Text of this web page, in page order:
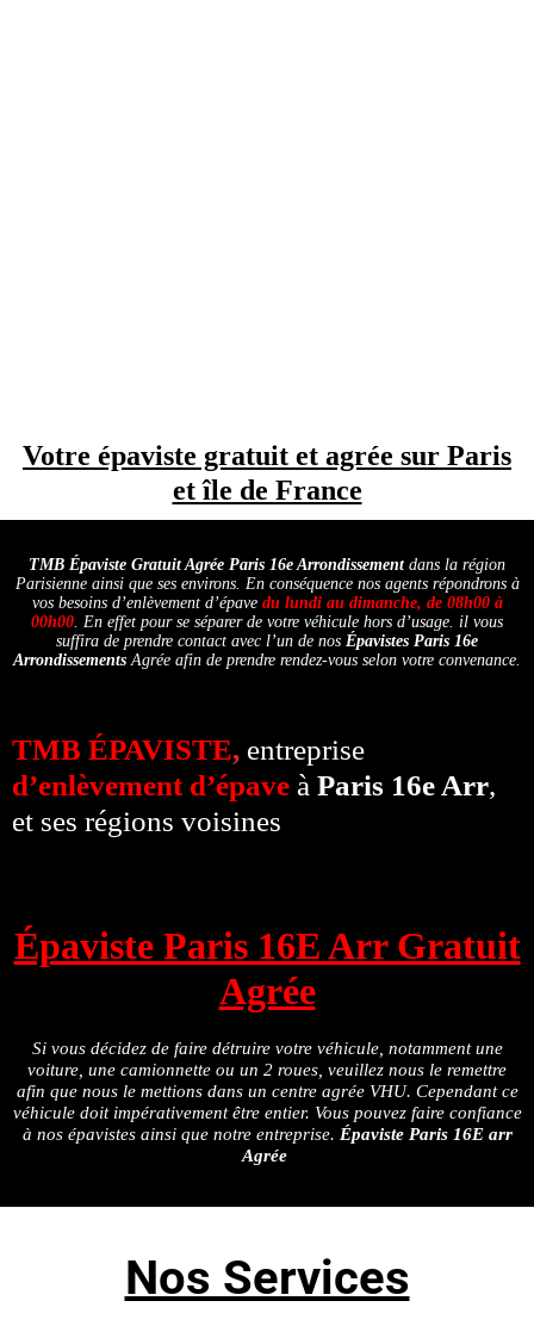
Votre épaviste gratuit et agrée sur Paris
et île de France
TMB Épaviste Gratuit Agrée Paris 16e Arrondissement dans la région
Parisienne ainsi que ses environs. En conséquence nos agents répondrons à
vos besoins d’enlèvement d’épave du lundi au dimanche, de 08h00 à
00h00 . En effet pour se séparer de votre véhicule hors d’usage. il vous
suffira de prendre contact avec l’un de nos Épavistes Paris 16e
Arrondissements Agrée afin de prendre rendez-vous selon votre convenance.
TMB ÉPAVISTE, entreprise
d’enlèvement d’épave à Paris 16e Arr,
et ses régions voisines
Épaviste Paris 16E Arr Gratuit
Agrée
Si vous décidez de faire détruire votre véhicule, notamment une
voiture, une camionnette ou un 2 roues, veuillez nous le remettre
afin que nous le mettions dans un centre agrée VHU. Cependant ce
véhicule doit impérativement être entier. Vous pouvez faire confiance
à nos épavistes ainsi que notre entreprise. Épaviste Paris 16E arr
Agrée
Nos Services